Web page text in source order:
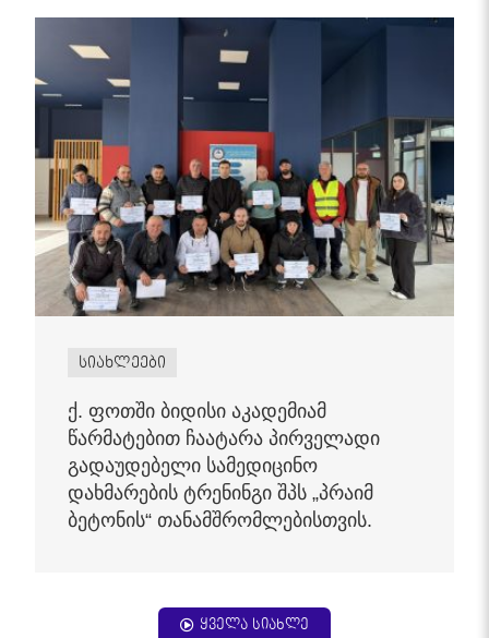
სიახლეები
ქ. ფოთში ბიდისი აკადემიამ
წარმატებით ჩაატარა პირველადი
გადაუდებელი სამედიცინო
დახმარების ტრენინგი შპს „პრაიმ
ბეტონის“ თანამშრომლებისთვის.
ყველა სიახლე